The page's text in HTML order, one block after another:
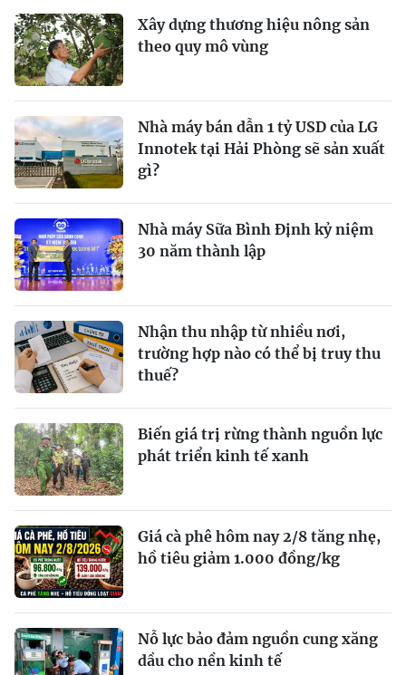
Xây dựng thương hiệu nông sản
theo quy mô vùng
Nhà máy bán dẫn 1 tỷ USD của LG
Innotek tại Hải Phòng sẽ sản xuất
gì?
Nhà máy Sữa Bình Định kỷ niệm
30 năm thành lập
Nhận thu nhập từ nhiều nơi,
trường hợp nào có thể bị truy thu
thuế?
Biến giá trị rừng thành nguồn lực
phát triển kinh tế xanh
Giá cà phê hôm nay 2/8 tăng nhẹ,
hồ tiêu giảm 1.000 đồng/kg
Nỗ lực bảo đảm nguồn cung xăng
dầu cho nền kinh tế